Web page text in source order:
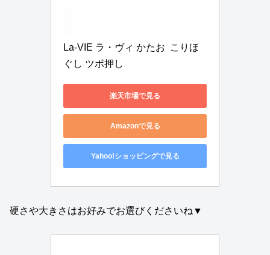
La-VIE ラ・ヴィ かたお  こりほ
ぐし ツボ押し
楽天市場で見る
Amazonで見る
Yahoo!ショッピングで見る
硬さや大きさはお好みでお選びくださいね▼